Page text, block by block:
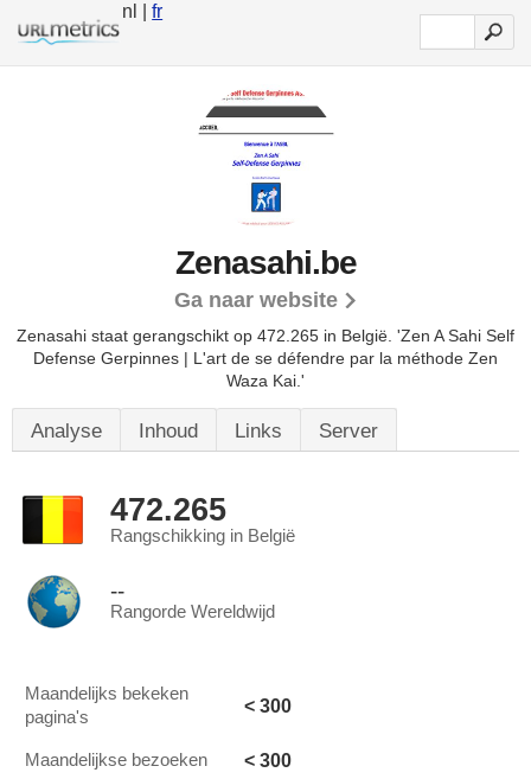
nl |fr
Zenasahi.be
Ga naar website
Zenasahi staat gerangschikt op 472.265 in België. 'Zen A Sahi Self
Defense Gerpinnes | L'art de se défendre par la méthode Zen
Waza Kai.'
Analyse Inhoud Links Server
472.265
Rangschikking in België
--
Rangorde Wereldwijd
Maandelijks bekeken
pagina's
< 300
Maandelijkse bezoeken < 300